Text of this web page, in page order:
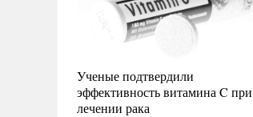
Ученые подтвердили
эффективность витамина C при
лечении рака